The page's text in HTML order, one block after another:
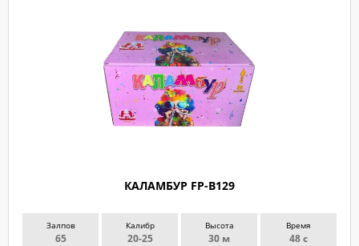
КАЛАМБУР FP-B129
Залпов
65
Калибр
20-25
Высота
30 м
Время
48 с